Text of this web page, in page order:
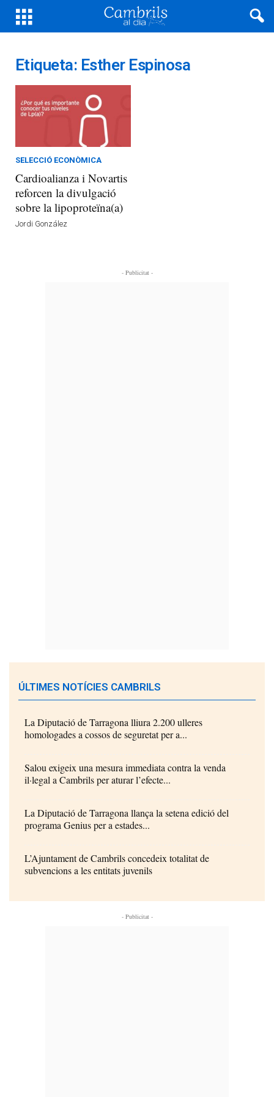
Etiqueta: Esther Espinosa
SELECCIÓ ECONÒMICA
Cardioalianza i Novartis
reforcen la divulgació
sobre la lipoproteïna(a)
Jordi González
- Publicitat -
ÚLTIMES NOTÍCIES CAMBRILS
La Diputació de Tarragona lliura 2.200 ulleres
homologades a cossos de seguretat per a...
Salou exigeix una mesura immediata contra la venda
il·legal a Cambrils per aturar l’efecte...
La Diputació de Tarragona llança la setena edició del
programa Genius per a estades...
L’Ajuntament de Cambrils concedeix totalitat de
subvencions a les entitats juvenils
- Publicitat -